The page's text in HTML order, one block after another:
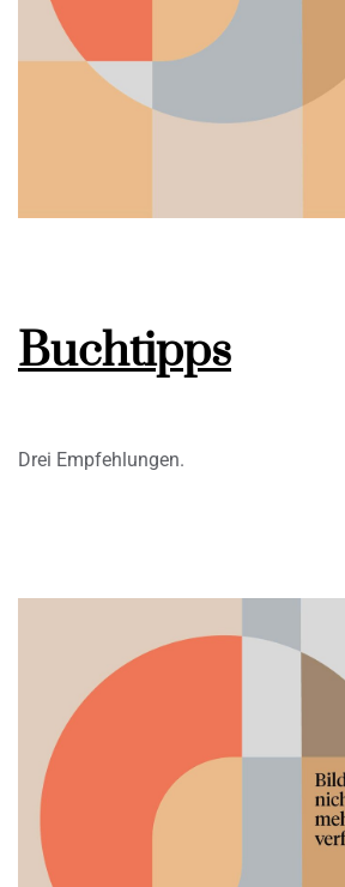
Buchtipps
Drei Empfehlungen.